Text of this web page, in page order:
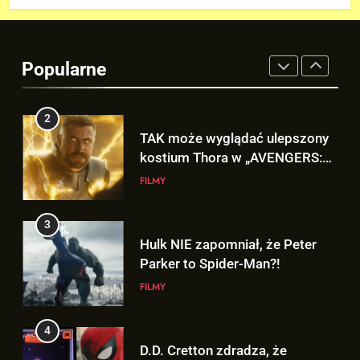
Popularne
2
TAK może wyglądać ulepszony
DOOMSDAY”!
FILMY
3
FILMY
4
sceny po napisach „SPIDER-
FILMY